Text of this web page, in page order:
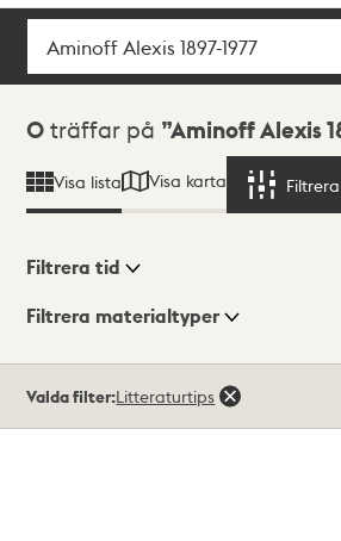
Sök
Sökresultat
0 träffar på Aminoff Alexis
Visa lista Visa karta Filtrera
Visningsläge
Filtrera tid
Filtrera materialtyper
träffar
Valda filter:Litteraturtips